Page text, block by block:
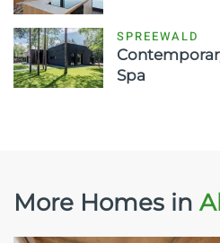
SPREEWALD
Spa
More Homes in